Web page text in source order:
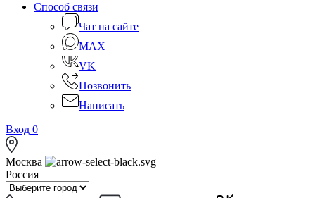
Способ связи
Чат на сайте
MAX
VK
Позвонить
Написать
Вход 0
Москва
Россия